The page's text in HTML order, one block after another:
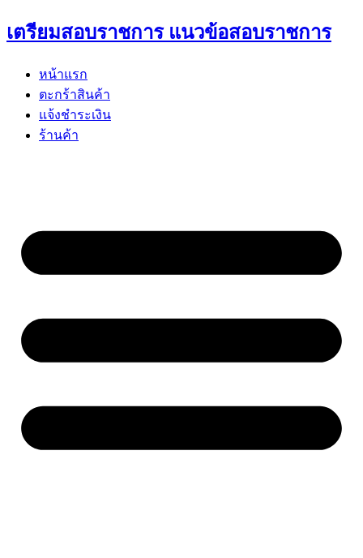
Skip
to
เตรียมสอบราชการ แนวข้อสอบราชการ
หน้าแรก
ตะกร้าสินค้า
แจ้งชำระเงิน
ร้านค้า